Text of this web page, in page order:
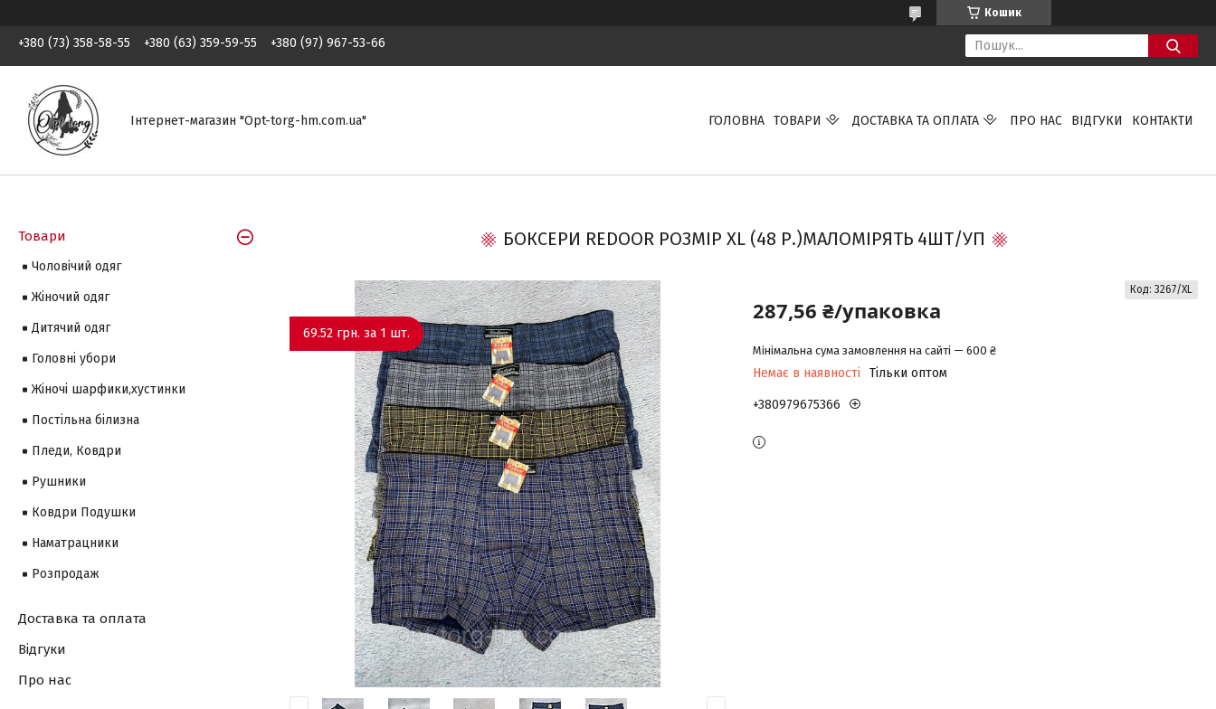
Кошик
+380 (73) 358-58-55 +380 (63) 359-59-55 +380 (97) 967-53-66
Інтернет-магазин "Opt-torg-hm.com.ua" ГОЛОВНА ТОВАРИ ДОСТАВКА ТА ОПЛАТА ПРО НАС ВІДГУКИ КОНТАКТИ
БОКСЕРИ REDOOR РОЗМІР XL (48 Р.)МАЛОМІРЯТЬ 4ШТ/УП
69.52 грн. за 1 шт.
287,56 ₴/упаковка
Мінімальна сума замовлення на сайті — 600 ₴
Немає в наявності Тільки оптом
Код: 3267/XL
+380979675366
Товари
Чоловічий одяг
Жіночий одяг
Дитячий одяг
Головні убори
Жіночі шарфики,хустинки
Постільна білизна
Пледи, Ковдри
Рушники
Ковдри Подушки
Наматрацники
Розпродаж
Доставка та оплата
Відгуки
Про нас